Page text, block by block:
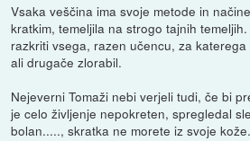
Vsaka veščina ima svoje metode in
kratkim, temeljila na strogo tajnih
razkriti vsega, razen učencu, za
ali drugače zlorabil.
Nejeverni Tomaži nebi verjeli tudi, če bi
je celo življenje nepokreten, spregledal
bolan....., skratka ne morete iz svoje kože.